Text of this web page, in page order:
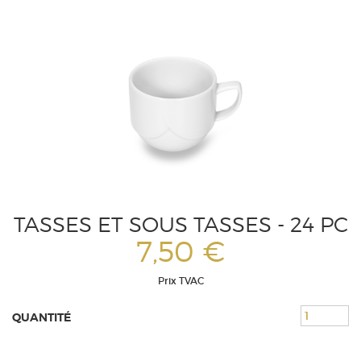
TASSES ET SOUS TASSES - 24 PC
7,50 €
Prix TVAC
QUANTITÉ